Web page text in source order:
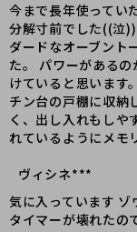
今まで長年使ってい
分解寸前でした((泣
ダードなオーブント
た。 パワーがある
けていると思います
チン台の戸棚に収納
く、出し入れもしや
れているようにメモ
ヴィシネ***
気に入っています
タイマーが壊れたの